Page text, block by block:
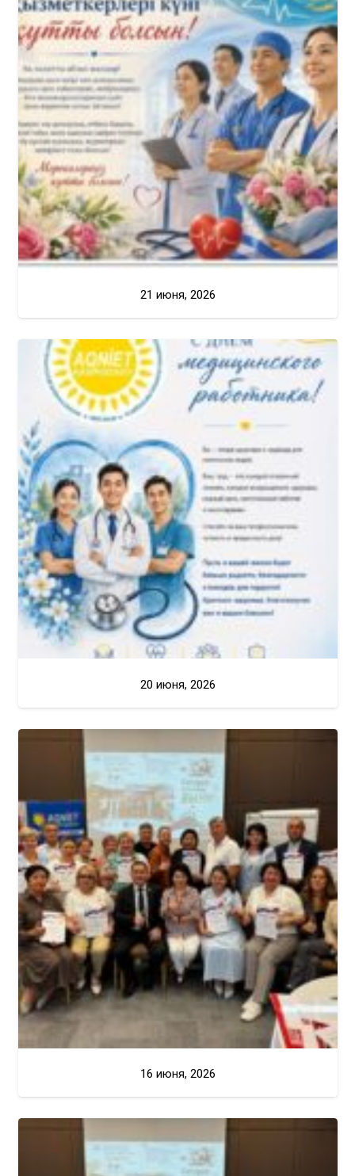
21 июня, 2026
20 июня, 2026
16 июня, 2026